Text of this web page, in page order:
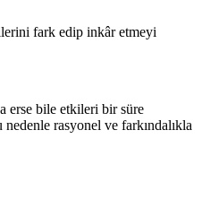
fark edip inkâr etmeyi
erse bile etkileri bir süre
rasyonel ve farkındalıkla